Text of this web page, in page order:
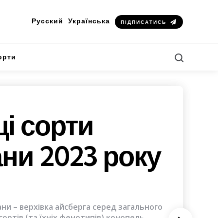
Русский Українська ПІДПИСАТИСЬ
сорти
2023 року
– верхівка айсберга серед загального